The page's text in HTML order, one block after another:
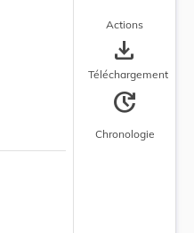
Actions
save_alt
Téléchargement
update
Chronologie